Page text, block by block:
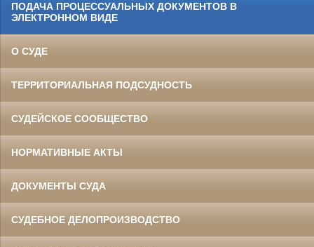
ПОДАЧА ПРОЦЕССУАЛЬНЫХ ДОКУМЕНТОВ В
ЭЛЕКТРОННОМ ВИДЕ
О СУДЕ
ТЕРРИТОРИАЛЬНАЯ ПОДСУДНОСТЬ
СУДЕЙСКОЕ СООБЩЕСТВО
НОРМАТИВНЫЕ АКТЫ
ДОКУМЕНТЫ СУДА
СУДЕБНОЕ ДЕЛОПРОИЗВОДСТВО